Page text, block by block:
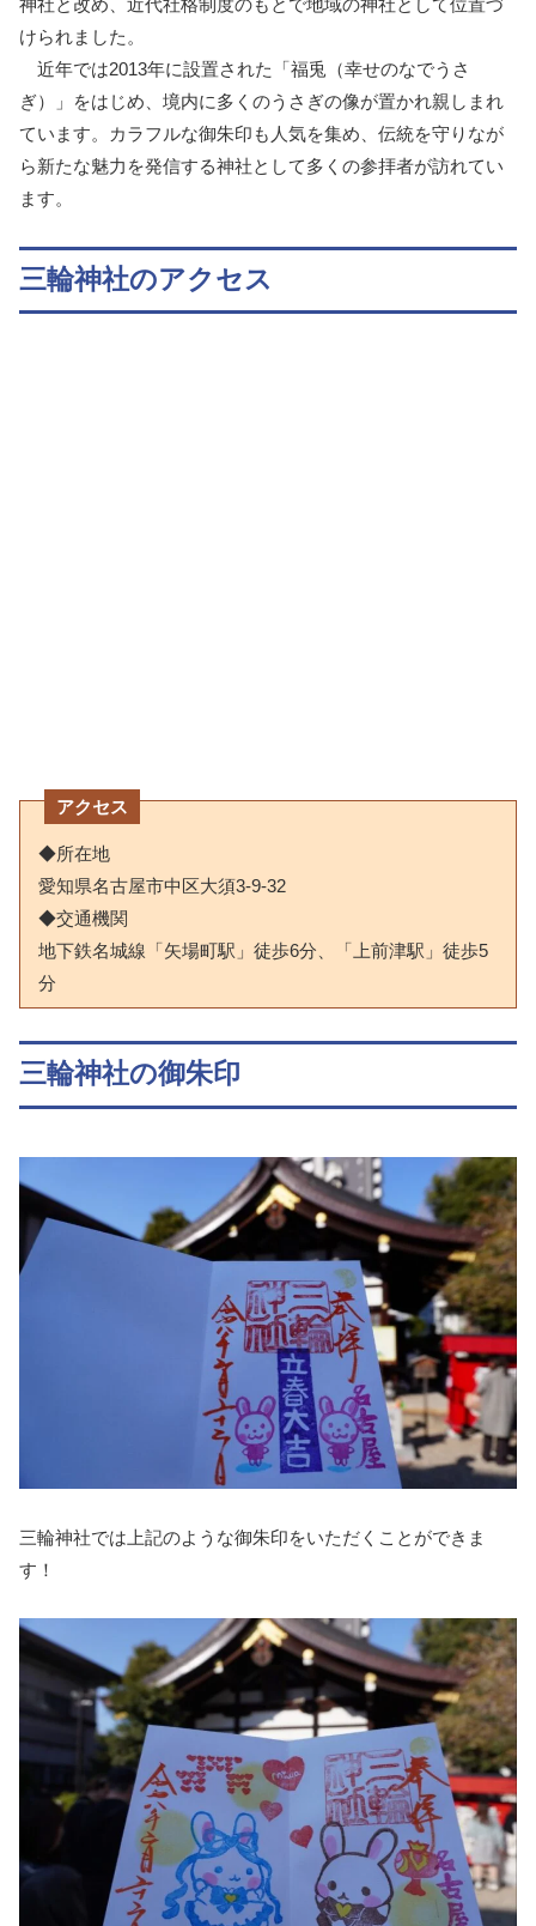
けられました。
近年では2013年に設置された「福兎（幸せのなでうさ
ぎ）」をはじめ、境内に多くのうさぎの像が置かれ親しまれ
ています。カラフルな御朱印も人気を集め、伝統を守りなが
ら新たな魅力を発信する神社として多くの参拝者が訪れてい
ます。
三輪神社のアクセス
アクセス
◆所在地
愛知県名古屋市中区大須3-9-32
◆交通機関
地下鉄名城線「矢場町駅」徒歩6分、「上前津駅」徒歩5
分
三輪神社の御朱印
三輪神社では上記のような御朱印をいただくことができま
す！